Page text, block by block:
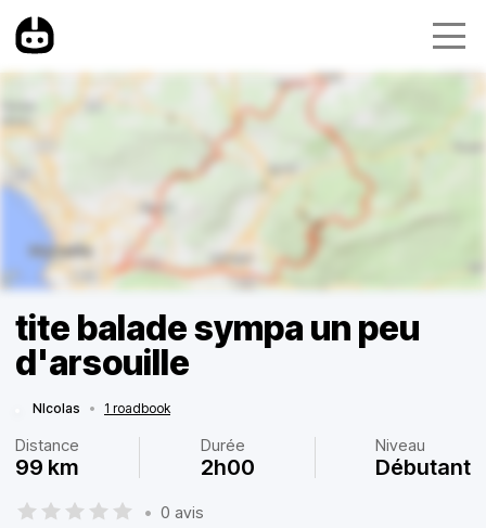
tite balade sympa un peu
d'arsouille
NIcolas • 1 roadbook
Distance
99 km
Durée
2h00
Niveau
Débutant
• 0 avis